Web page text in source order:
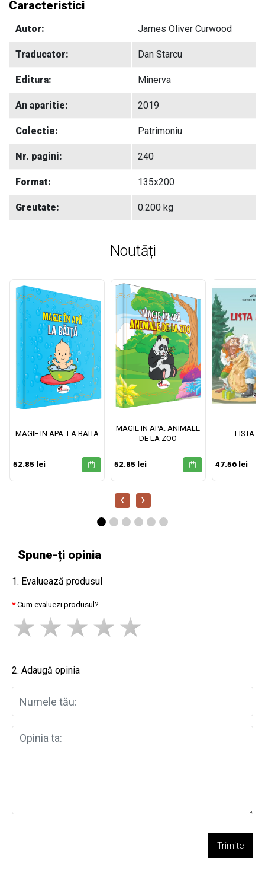
Caracteristici
Autor: James Oliver Curwood
Traducator: Dan Starcu
Editura: Minerva
An aparitie: 2019
Colectie: Patrimoniu
Nr. pagini: 240
Format: 135x200
Greutate: 0.200 kg
Noutāți
MAGIE IN APA. LA BAITA
52.85 lei
MAGIE IN APA. ANIMALE
DE LA ZOO
52.85 lei
LISTA
47.56 lei
‹ ›
Spune-ți opinia
1. Evaluează produsul
Cum evaluezi produsul?
2. Adaugă opinia
Trimite